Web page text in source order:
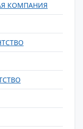
КОМПАНИЯ